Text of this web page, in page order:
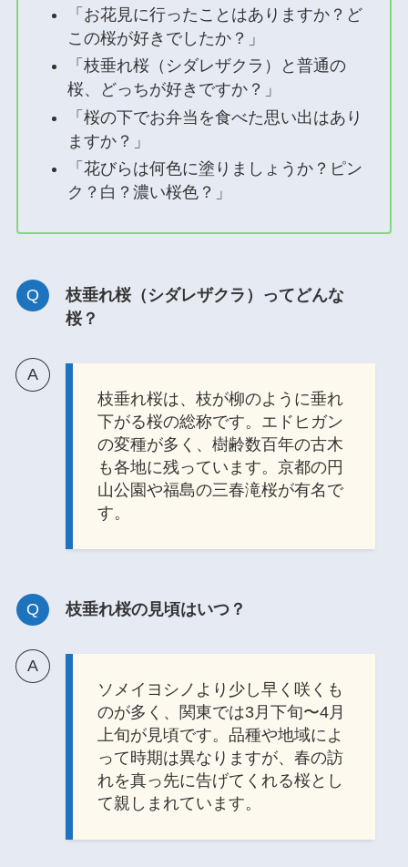
「お花見に行ったことはありますか？ど
この桜が好きでしたか？」
「枝垂れ桜（シダレザクラ）と普通の
桜、どっちが好きですか？」
「桜の下でお弁当を食べた思い出はあり
ますか？」
「花びらは何色に塗りましょうか？ピン
ク？白？濃い桜色？」
枝垂れ桜（シダレザクラ）ってどんな
桜？
枝垂れ桜は、枝が柳のように垂れ
下がる桜の総称です。エドヒガン
の変種が多く、樹齢数百年の古木
も各地に残っています。京都の円
山公園や福島の三春滝桜が有名で
す。
枝垂れ桜の見頃はいつ？
ソメイヨシノより少し早く咲くも
のが多く、関東では3月下旬〜4月
上旬が見頃です。品種や地域によ
って時期は異なりますが、春の訪
れを真っ先に告げてくれる桜とし
て親しまれています。